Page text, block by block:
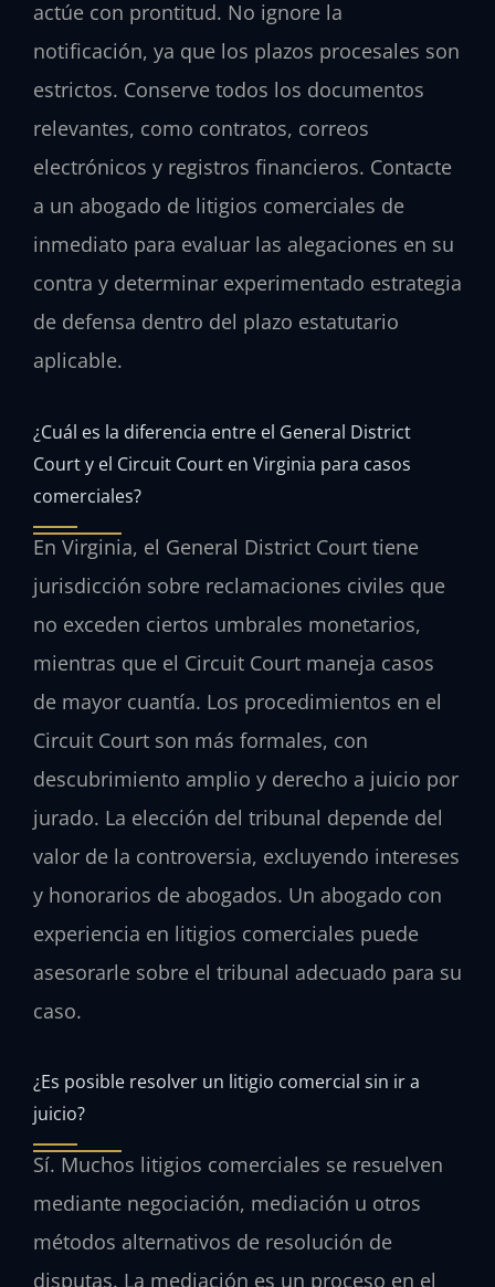
actúe con prontitud. No ignore la
notificación, ya que los plazos procesales son
estrictos. Conserve todos los documentos
relevantes, como contratos, correos
electrónicos y registros financieros. Contacte
a un abogado de litigios comerciales de
inmediato para evaluar las alegaciones en su
contra y determinar experimentado estrategia
de defensa dentro del plazo estatutario
aplicable.
¿Cuál es la diferencia entre el General District
Court y el Circuit Court en Virginia para casos
comerciales?
En Virginia, el General District Court tiene
jurisdicción sobre reclamaciones civiles que
no exceden ciertos umbrales monetarios,
mientras que el Circuit Court maneja casos
de mayor cuantía. Los procedimientos en el
Circuit Court son más formales, con
descubrimiento amplio y derecho a juicio por
jurado. La elección del tribunal depende del
valor de la controversia, excluyendo intereses
y honorarios de abogados. Un abogado con
experiencia en litigios comerciales puede
asesorarle sobre el tribunal adecuado para su
caso.
¿Es posible resolver un litigio comercial sin ir a
juicio?
Sí. Muchos litigios comerciales se resuelven
mediante negociación, mediación u otros
métodos alternativos de resolución de
disputas. La mediación es un proceso en el